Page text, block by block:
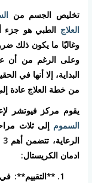
تخليص الجسم من
العلاج الطبي هو
وغالبًا ما يكون ذلك
وعلى الرغم من أن
البداية، إلا أنها في
من خطة العلاج عادة
يقوم مركز فيوتشر
السموم إلى ثلاث
الرعاية، تتضمن أهم 3 مراحل لسحب
ادمان الكريستال:
**التقييم**: